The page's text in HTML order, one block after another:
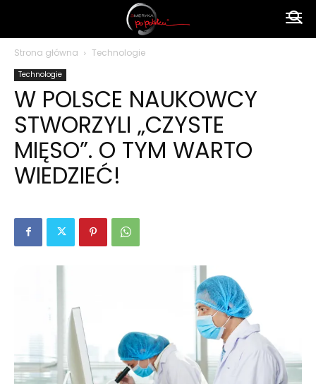
polsku
Strona główna Technologie
Technologie
W POLSCE NAUKOWCY
STWORZYLI „CZYSTE
MIĘSO”. O TYM WARTO
WIEDZIEĆ!